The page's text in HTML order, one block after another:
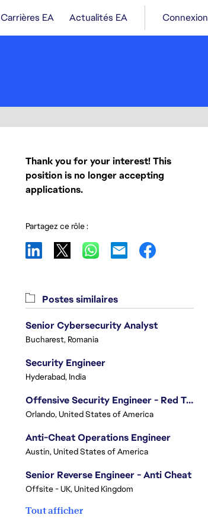
Carrières EA Actualités EA Connexion
Thank you for your interest! This
position is no longer accepting
applications.
Partagez ce rôle :
Postes similaires
Senior Cybersecurity Analyst
Bucharest, Romania
Security Engineer
Hyderabad, India
Offensive Security Engineer - Red Team
Orlando, United States of America
Anti-Cheat Operations Engineer
Austin, United States of America
Senior Reverse Engineer - Anti Cheat
Offsite - UK, United Kingdom
Tout afficher